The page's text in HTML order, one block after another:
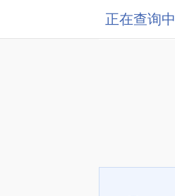
正在查询中